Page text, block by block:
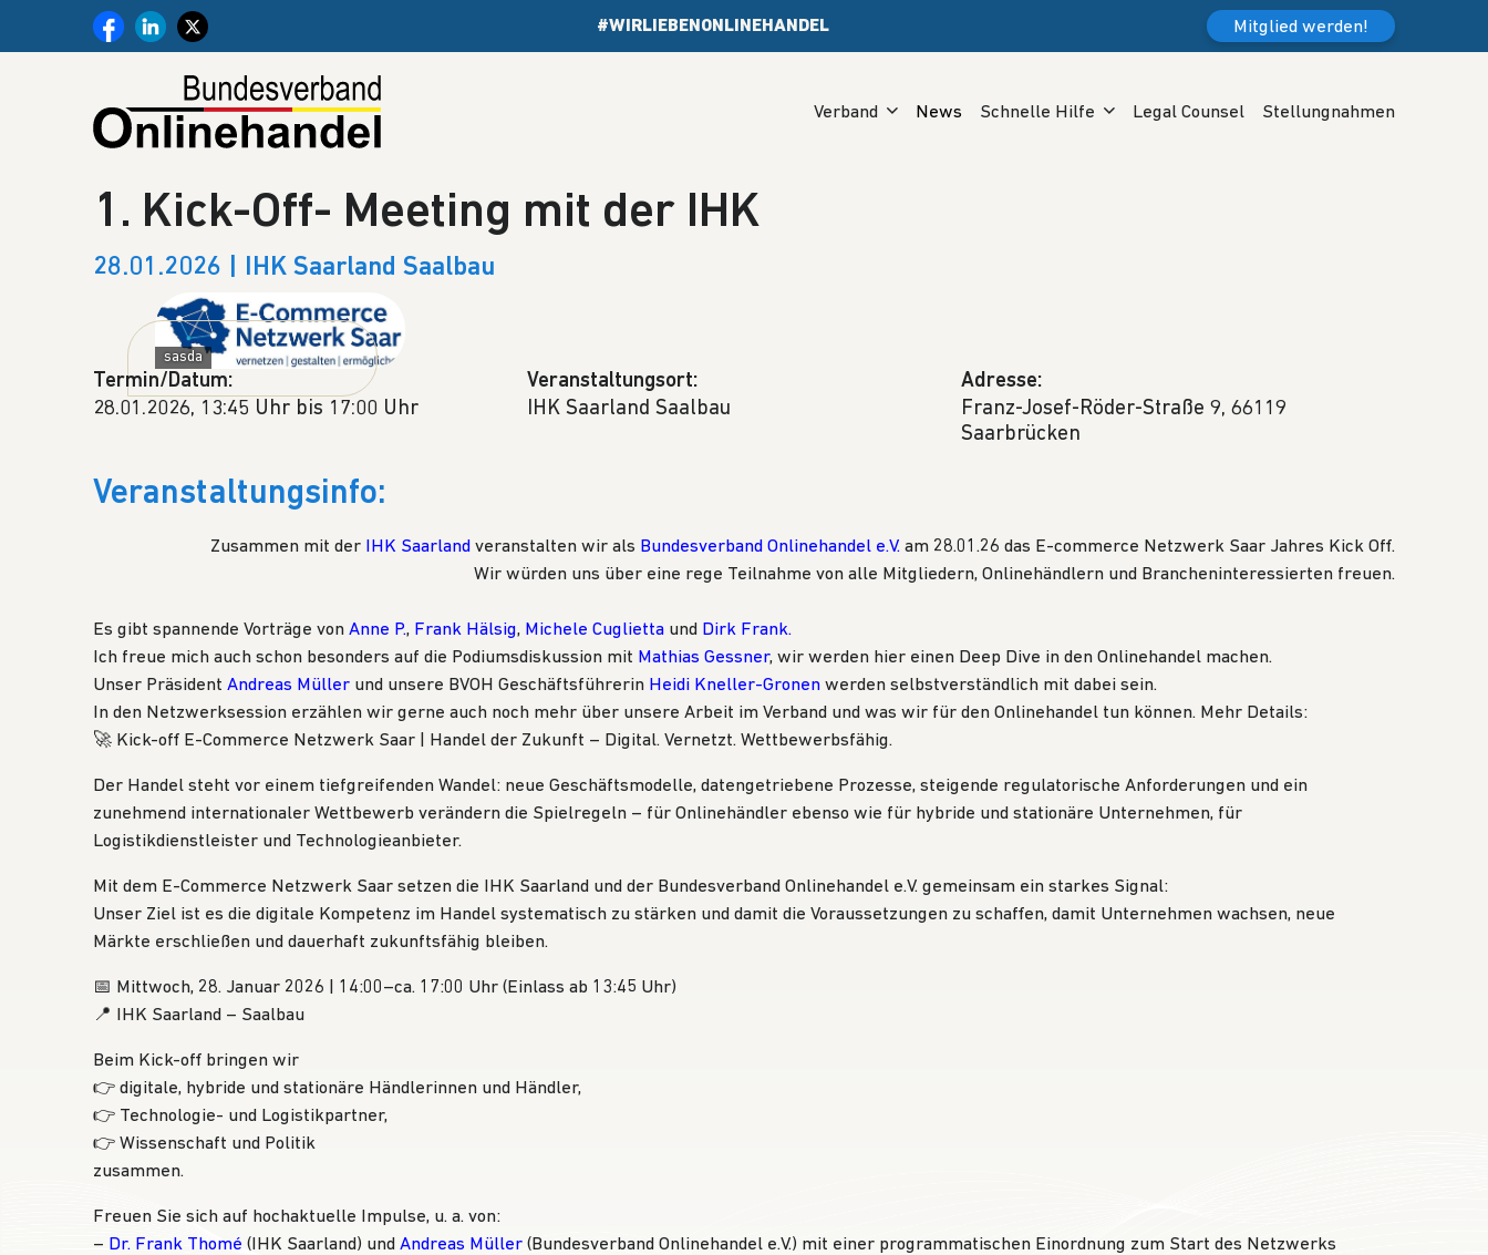
Weiter zum Inhalt
#WIRLIEBENONLINEHANDEL Mitglied werden!
Verband News Schnelle Hilfe Legal Counsel Stellungnahmen
1. Kick-Off- Meeting mit der IHK
28.01.2026 | IHK Saarland Saalbau
sasda
Termin/Datum:
28.01.2026, 13:45 Uhr bis 17:00 Uhr
Veranstaltungsort:
IHK Saarland Saalbau
Adresse:
Franz-Josef-Röder-Straße 9, 66119
Saarbrücken
Veranstaltungsinfo:
Zusammen mit der IHK Saarland veranstalten wir als Bundesverband Onlinehandel e.V. am 28.01.26 das E-commerce Netzwerk Saar Jahres Kick Off.
Wir würden uns über eine rege Teilnahme von alle Mitgliedern, Onlinehändlern und Brancheninteressierten freuen.
Es gibt spannende Vorträge von Anne P., Frank Hälsig, Michele Cuglietta und Dirk Frank.
Ich freue mich auch schon besonders auf die Podiumsdiskussion mit Mathias Gessner, wir werden hier einen Deep Dive in den Onlinehandel machen.
Unser Präsident Andreas Müller und unsere BVOH Geschäftsführerin Heidi Kneller-Gronen werden selbstverständlich mit dabei sein.
In den Netzwerksession erzählen wir gerne auch noch mehr über unsere Arbeit im Verband und was wir für den Onlinehandel tun können. Mehr Details:
🚀 Kick-off E-Commerce Netzwerk Saar | Handel der Zukunft – Digital. Vernetzt. Wettbewerbsfähig.
Der Handel steht vor einem tiefgreifenden Wandel: neue Geschäftsmodelle, datengetriebene Prozesse, steigende regulatorische Anforderungen und ein
zunehmend internationaler Wettbewerb verändern die Spielregeln – für Onlinehändler ebenso wie für hybride und stationäre Unternehmen, für
Logistikdienstleister und Technologieanbieter.
Mit dem E-Commerce Netzwerk Saar setzen die IHK Saarland und der Bundesverband Onlinehandel e.V. gemeinsam ein starkes Signal:
Unser Ziel ist es die digitale Kompetenz im Handel systematisch zu stärken und damit die Voraussetzungen zu schaffen, damit Unternehmen wachsen, neue
Märkte erschließen und dauerhaft zukunftsfähig bleiben.
📅 Mittwoch, 28. Januar 2026 | 14:00–ca. 17:00 Uhr (Einlass ab 13:45 Uhr)
📍 IHK Saarland – Saalbau
Beim Kick-off bringen wir
👉 digitale, hybride und stationäre Händlerinnen und Händler,
👉 Technologie- und Logistikpartner,
👉 Wissenschaft und Politik
zusammen.
Freuen Sie sich auf hochaktuelle Impulse, u. a. von:
– Dr. Frank Thomé (IHK Saarland) und Andreas Müller (Bundesverband Onlinehandel e.V.) mit einer programmatischen Einordnung zum Start des Netzwerks